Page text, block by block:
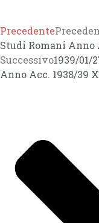
Precedente
Studi Romani Anno
Successivo1939/01/
Anno Acc. 1938/39